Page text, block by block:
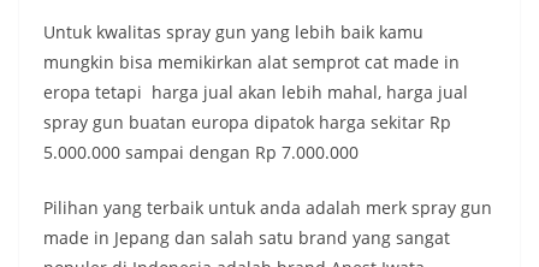
Untuk kwalitas spray gun yang lebih baik kamu
mungkin bisa memikirkan alat semprot cat made in
eropa tetapi harga jual akan lebih mahal, harga jual
spray gun buatan europa dipatok harga sekitar Rp
5.000.000 sampai dengan Rp 7.000.000
Pilihan yang terbaik untuk anda adalah merk spray gun
made in Jepang dan salah satu brand yang sangat